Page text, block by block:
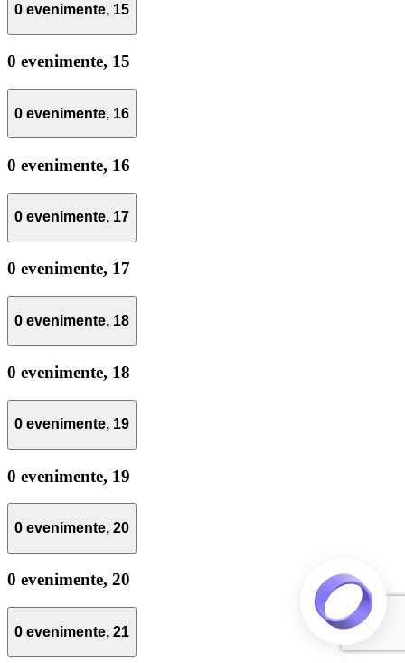
0 evenimente, 15
0 evenimente, 15
0 evenimente, 16
0 evenimente, 16
0 evenimente, 17
0 evenimente, 17
0 evenimente, 18
0 evenimente, 18
0 evenimente, 19
0 evenimente, 19
0 evenimente, 20
0 evenimente, 20
0 evenimente, 21